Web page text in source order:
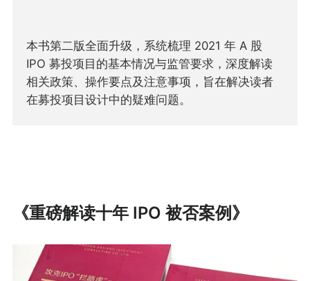
本书第二版全面升级，系统梳理 2021 年 A 股
IPO 募投项目的基本情况与监管要求，深度解读
相关政策、操作要点及注意事项，旨在解决读者
在募投项目设计中的疑难问题。
《重磅解读十年 IPO 被否案例》